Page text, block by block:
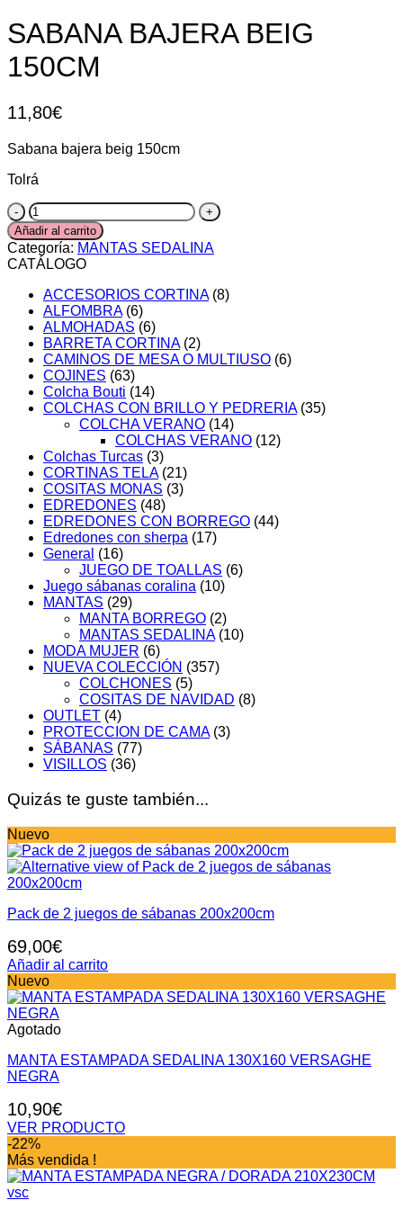
SABANA BAJERA BEIG
150CM
11,80€
Sabana bajera beig 150cm
Tolrá
SABANA
BAJERA
BEIG
150CM
cantidad
Añadir al carrito
Categoría: MANTAS SEDALINA
CATÁLOGO
ACCESORIOS CORTINA (8)
ALFOMBRA (6)
ALMOHADAS (6)
BARRETA CORTINA (2)
CAMINOS DE MESA O MULTIUSO (6)
COJINES (63)
Colcha Bouti (14)
COLCHAS CON BRILLO Y PEDRERIA (35)
COLCHA VERANO (14)
COLCHAS VERANO (12)
Colchas Turcas (3)
CORTINAS TELA (21)
COSITAS MONAS (3)
EDREDONES (48)
EDREDONES CON BORREGO (44)
Edredones con sherpa (17)
General (16)
JUEGO DE TOALLAS (6)
Juego sábanas coralina (10)
MANTAS (29)
MANTA BORREGO (2)
MANTAS SEDALINA (10)
MODA MUJER (6)
NUEVA COLECCIÓN (357)
COLCHONES (5)
COSITAS DE NAVIDAD (8)
OUTLET (4)
PROTECCION DE CAMA (3)
SÁBANAS (77)
VISILLOS (36)
Quizás te guste también...
Nuevo
Pack de 2 juegos de sábanas 200x200cm
69,00€
Añadir al carrito
Nuevo
Agotado
MANTA ESTAMPADA SEDALINA 130X160 VERSAGHE
NEGRA
10,90€
VER PRODUCTO
-22%
Más vendida !